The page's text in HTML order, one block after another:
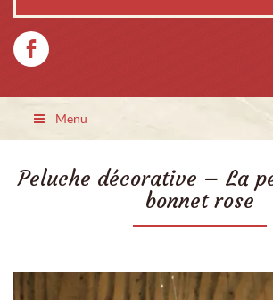
Menu
Peluche décorative – La
bonnet rose